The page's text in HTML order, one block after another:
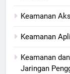
Keamanan
Keamanan
Keamanan
Jaringan